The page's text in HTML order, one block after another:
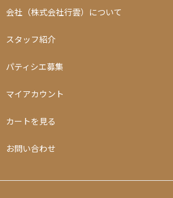
会社（株式会社行雲）について
スタッフ紹介
パティシエ募集
マイアカウント
カートを見る
お問い合わせ